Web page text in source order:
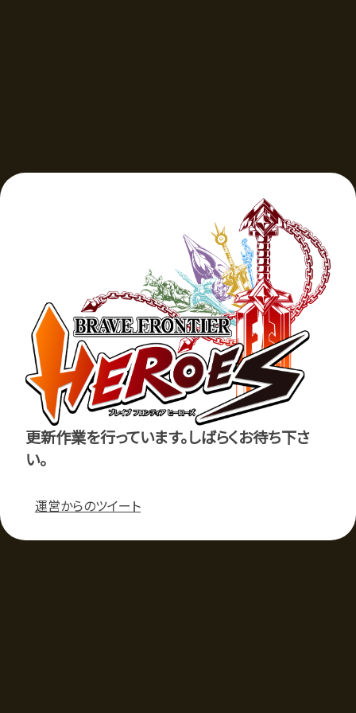
更新作業を行っています。しばらくお待ち下さ
い。
運営からのツイート